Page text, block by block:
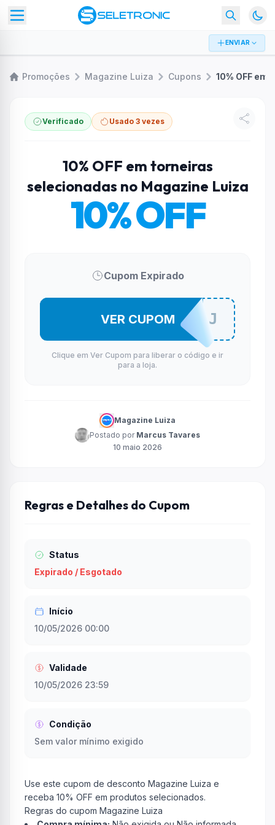
ENVIAR
Promoções Magazine Luiza Cupons
Verificado Usado 3 vezes
10% OFF em torneiras
selecionadas no Magazine Luiza
10% OFF
Cupom Expirado
PAYDAYCJ
VER CUPOM
Clique em Ver Cupom para liberar o código e ir
para a loja.
Magazine Luiza
Postado por Marcus Tavares
10 maio 2026
Regras e Detalhes do Cupom
Status
Expirado / Esgotado
Início
10/05/2026 00:00
Validade
10/05/2026 23:59
Condição
Sem valor mínimo exigido
Use este cupom de desconto Magazine Luiza e
receba 10% OFF em produtos selecionados.
Regras do cupom Magazine Luiza